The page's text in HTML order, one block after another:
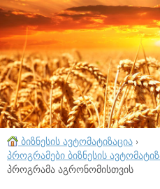
ბიზნესის ავტომატიზაცია ›
პროგრამები ბიზნესის
პროგრამა აგრონომისთვის